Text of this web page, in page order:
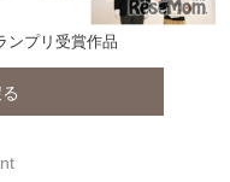
ンプリ受賞作品